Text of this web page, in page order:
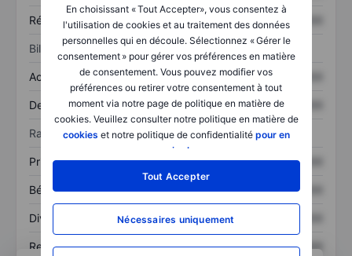
En choisissant « Tout Accepter», vous consentez à
l'utilisation de cookies et au traitement des données
personnelles qui en découle. Sélectionnez « Gérer le
consentement » pour gérer vos préférences en matière
de consentement. Vous pouvez modifier vos
préférences ou retirer votre consentement à tout
moment via notre page de politique en matière de
cookies. Veuillez consulter notre politique en matière de
cookies et notre politique de confidentialité pour en
savoir plus
Tout Accepter
Nécessaires uniquement
Résultat net XXXXXXX XXXXXXX
Bilan
Actifs totaux XXXXXXX
Dette totale XXXXXXX XXXXXXX
Ratios
Prix / ventes XXXXXXX XXXXXXX
Bénéfice par action XXXXXXX XXXXXXX
Dividende par action XXXXXXX
Rendement des
XXXXXXX
XXXXXXX